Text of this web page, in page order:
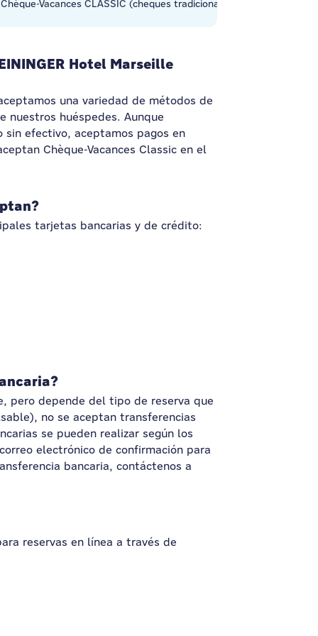
Vacances CLASSIC (cheques tradicionales en papel)
Hotel Marseille
una variedad de métodos de
nuestros huéspedes. Aunque
efectivo, aceptamos pagos en
Chèque-Vacances Classic en el
tarjetas bancarias y de crédito:
pero depende del tipo de reserva que
no se aceptan transferencias
se pueden realizar según los
electrónico de confirmación para
bancaria, contáctenos a
reservas en línea a través de